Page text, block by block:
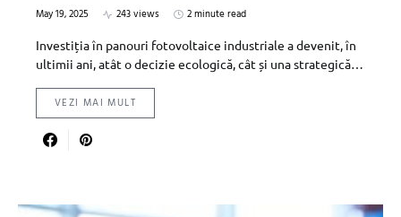
May 19, 2025 243 views
2 minute read
Investiția în panouri fotovoltaice industriale a devenit, în
ultimii ani, atât o decizie ecologică, cât și una strategică…
VEZI MAI MULT